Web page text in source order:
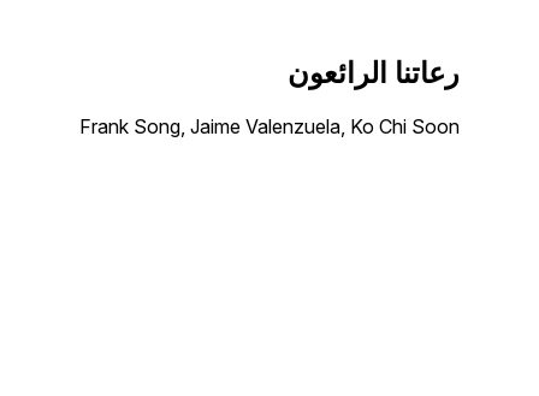
رعاتنا الرائعون
Frank Song, Jaime Valenzuela, Ko Chi Soon